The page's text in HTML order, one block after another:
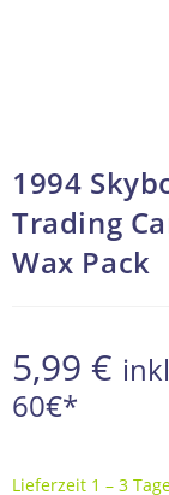
1994
Trading
Wax Pack
5,99 €
60€*
Lieferzeit 1 – 3